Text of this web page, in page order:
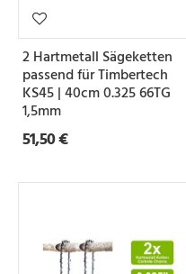
2 Hartmetall Sägeketten
passend für Timbertech
KS45 | 40cm 0.325 66TG
1,5mm
51,50 €
i
l
u
n
g
t